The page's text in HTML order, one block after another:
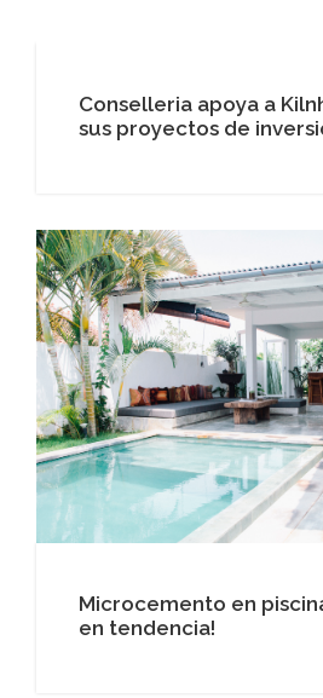
Conselleria apoya a
sus proyectos de
Microcemento en
en tendencia!